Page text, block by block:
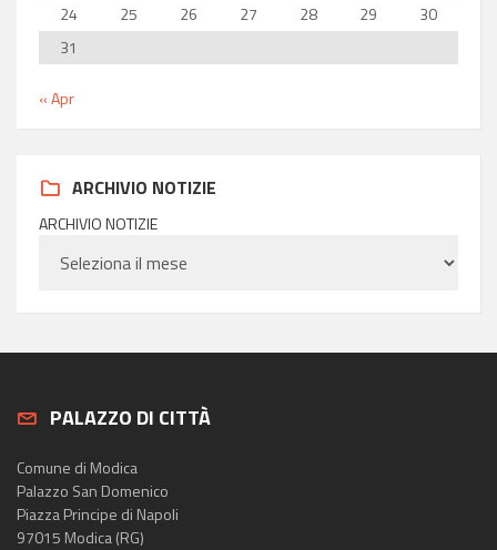
24
25 26 27 28 29
30
31
« Apr
ARCHIVIO NOTIZIE
ARCHIVIO NOTIZIE
PALAZZO DI CITTÀ
Comune di Modica
Palazzo San Domenico
Piazza Principe di Napoli
97015 Modica (RG)